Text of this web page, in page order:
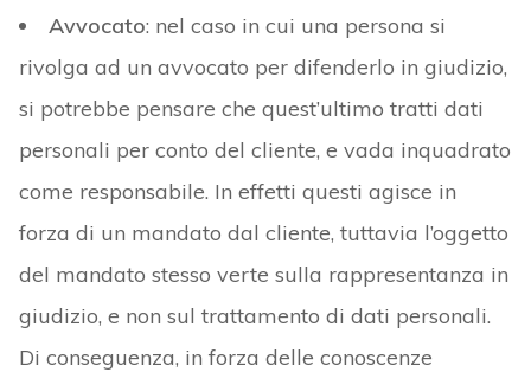
Avvocato: nel caso in cui una persona si
rivolga ad un avvocato per difenderlo in giudizio,
si potrebbe pensare che quest’ultimo tratti dati
personali per conto del cliente, e vada inquadrato
come responsabile. In effetti questi agisce in
forza di un mandato dal cliente, tuttavia l’oggetto
del mandato stesso verte sulla rappresentanza in
giudizio, e non sul trattamento di dati personali.
Di conseguenza, in forza delle conoscenze